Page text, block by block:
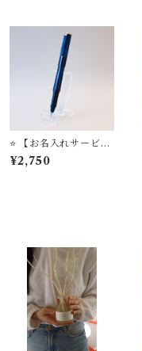
⭐️ 【お名入れサービ
ス】セーラー万年筆
ボールペン ’TUZU’
¥2,750